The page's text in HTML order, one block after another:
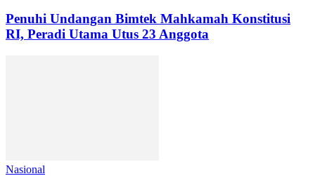
Penuhi Undangan Bimtek Mahkamah Konstitusi
RI, Peradi Utama Utus 23 Anggota
Nasional